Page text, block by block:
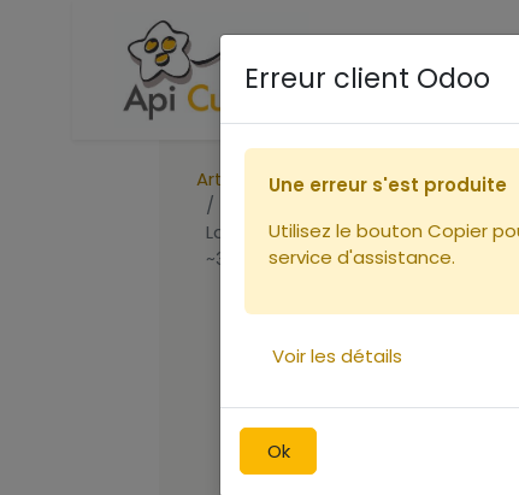
Accueil Boutique
Articles
Ruches
Langtroth "surélevé."
~3,85kg
Erreur client Odoo
Ok
Une erreur s'est produite
Utilisez le bouton Copier
service d'assistance.
Voir les détails